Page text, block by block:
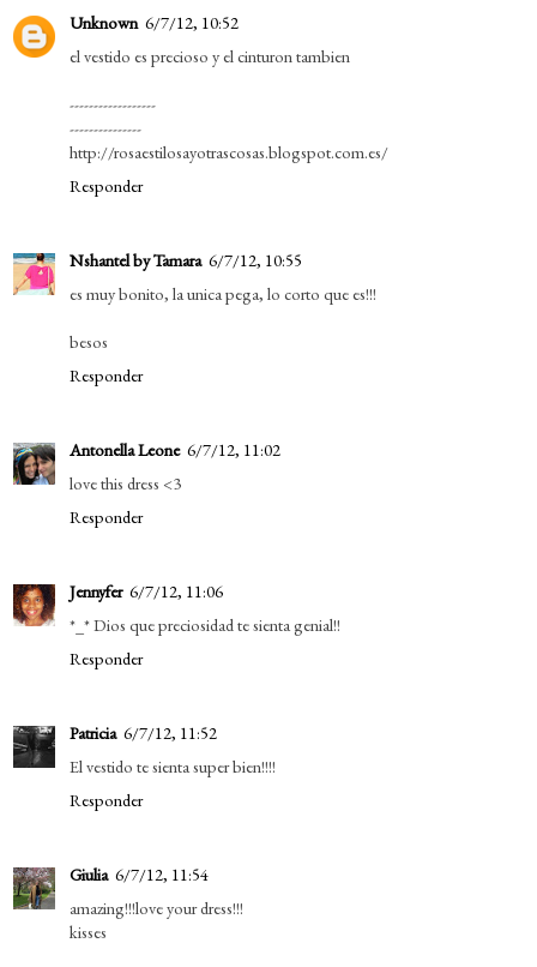
Unknown 6/7/12, 10:52
el vestido es precioso y el cinturon tambien
------------------
---------------
http://rosaestilosayotrascosas.blogspot.com.es/
Responder
Nshantel by Tamara 6/7/12, 10:55
es muy bonito, la unica pega, lo corto que es!!!
besos
Responder
Antonella Leone 6/7/12, 11:02
love this dress <3
Responder
Jennyfer 6/7/12, 11:06
*_* Dios que preciosidad te sienta genial!!
Responder
Patricia 6/7/12, 11:52
El vestido te sienta super bien!!!!
Responder
Giulia 6/7/12, 11:54
amazing!!!love your dress!!!
kisses